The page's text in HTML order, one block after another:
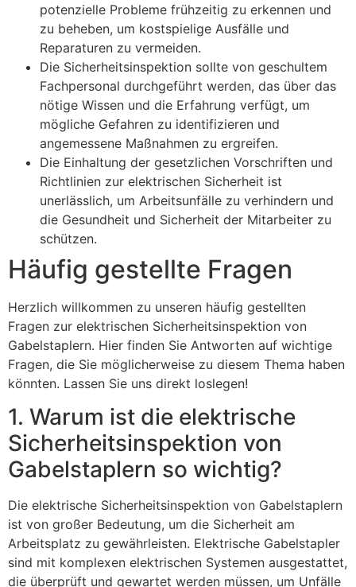
potenzielle Probleme frühzeitig zu erkennen und
zu beheben, um kostspielige Ausfälle und
Reparaturen zu vermeiden.
Die Sicherheitsinspektion sollte von geschultem
Fachpersonal durchgeführt werden, das über das
nötige Wissen und die Erfahrung verfügt, um
mögliche Gefahren zu identifizieren und
angemessene Maßnahmen zu ergreifen.
Die Einhaltung der gesetzlichen Vorschriften und
Richtlinien zur elektrischen Sicherheit ist
unerlässlich, um Arbeitsunfälle zu verhindern und
die Gesundheit und Sicherheit der Mitarbeiter zu
schützen.
Häufig gestellte Fragen
Herzlich willkommen zu unseren häufig gestellten
Fragen zur elektrischen Sicherheitsinspektion von
Gabelstaplern. Hier finden Sie Antworten auf wichtige
Fragen, die Sie möglicherweise zu diesem Thema haben
könnten. Lassen Sie uns direkt loslegen!
1. Warum ist die elektrische
Sicherheitsinspektion von
Gabelstaplern so wichtig?
Die elektrische Sicherheitsinspektion von Gabelstaplern
ist von großer Bedeutung, um die Sicherheit am
Arbeitsplatz zu gewährleisten. Elektrische Gabelstapler
sind mit komplexen elektrischen Systemen ausgestattet,
die überprüft und gewartet werden müssen, um Unfälle